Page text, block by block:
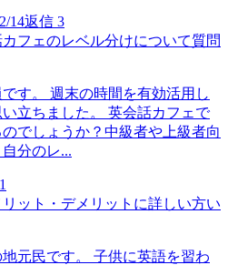
14返信 3
フェのレベル分けについて質問
す。 週末の時間を有効活用し
立ちました。 英会話カフェで
でしょうか？中級者や上級者向
分のレ...
1
ット・デメリットに詳しい方い
元民です。 子供に英語を習わ